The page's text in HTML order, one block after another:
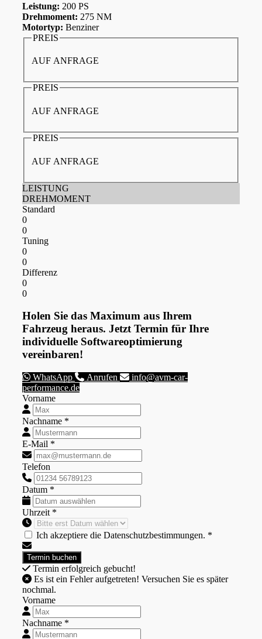
Leistung: 200 PS
Drehmoment: 275 NM
Motortyp: Benziner
PREIS
AUF ANFRAGE
PREIS
AUF ANFRAGE
PREIS
AUF ANFRAGE
LEISTUNG
DREHMOMENT
Standard
0
0
Tuning
0
0
Differenz
0
0
Holen Sie das Maximum aus Ihrem
Fahrzeug heraus. Jetzt Termin für Ihre
individuelle Softwareoptimierung
vereinbaren!
WhatsApp Anrufen
info@avm-car-
performance.de
Vorname
Nachname *
E-Mail *
Telefon
Datum *
Uhrzeit *
Ich akzeptiere die Datenschutzbestimmungen. *
Termin erfolgreich gebucht!
nochmal.
Vorname
Nachname *